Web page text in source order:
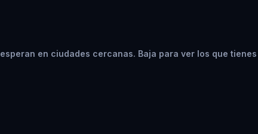
en ciudades cercanas. Baja para ver los que